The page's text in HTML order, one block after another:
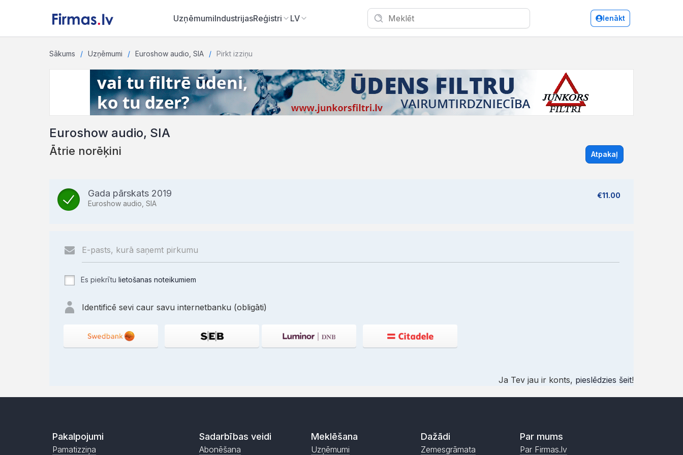
UzņēmumiIndustrijasReģistri LV Ienākt
Sākums Uzņēmumi Euroshow audio, SIA Pirkt izziņu
Euroshow audio, SIA
Ātrie norēķini Atpakaļ
Gada pārskats 2019
Euroshow audio, SIA
€11.00
Es piekrītu lietošanas noteikumiem
Identificē sevi caur savu internetbanku (obligāti)
Ja Tev jau ir konts, pieslēdzies šeit!
Pakalpojumi
Pamatizziņa
Sadarbības veidi
Abonēšana
Meklēšana
Uzņēmumi
Dažādi
Zemesgrāmata
Par mums
Par Firmas.lv